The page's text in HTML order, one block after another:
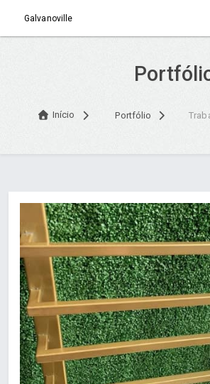
Galvanoville
Início Portfólio